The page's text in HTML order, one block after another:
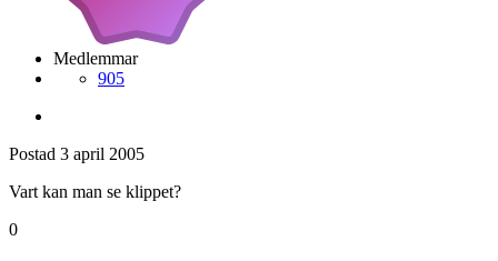
Medlemmar
905
Postad 3 april 2005
Vart kan man se klippet?
0